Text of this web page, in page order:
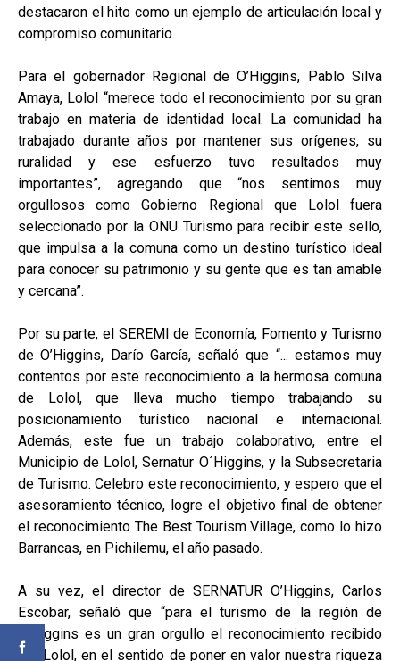
destacaron el hito como un ejemplo de articulación local y
compromiso comunitario.
Para el gobernador Regional de O’Higgins, Pablo Silva
Amaya, Lolol “merece todo el reconocimiento por su gran
trabajo en materia de identidad local. La comunidad ha
trabajado durante años por mantener sus orígenes, su
ruralidad y ese esfuerzo tuvo resultados muy
importantes”, agregando que “nos sentimos muy
orgullosos como Gobierno Regional que Lolol fuera
seleccionado por la ONU Turismo para recibir este sello,
que impulsa a la comuna como un destino turístico ideal
para conocer su patrimonio y su gente que es tan amable
y cercana”.
Por su parte, el SEREMI de Economía, Fomento y Turismo
de O’Higgins, Darío García, señaló que “... estamos muy
contentos por este reconocimiento a la hermosa comuna
de Lolol, que lleva mucho tiempo trabajando su
posicionamiento turístico nacional e internacional.
Además, este fue un trabajo colaborativo, entre el
Municipio de Lolol, Sernatur O´Higgins, y la Subsecretaria
de Turismo. Celebro este reconocimiento, y espero que el
asesoramiento técnico, logre el objetivo final de obtener
el reconocimiento The Best Tourism Village, como lo hizo
Barrancas, en Pichilemu, el año pasado.
A su vez, el director de SERNATUR O’Higgins, Carlos
Escobar, señaló que “para el turismo de la región de
O’Higgins es un gran orgullo el reconocimiento recibido
por Lolol, en el sentido de poner en valor nuestra riqueza